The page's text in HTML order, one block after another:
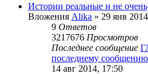
Истории реальные и не
Вложения Alika » 29 янв
9 Ответов
3217676 Просмотров
Последнее сообщение
последнему сообщению
14 авг 2014, 17:50